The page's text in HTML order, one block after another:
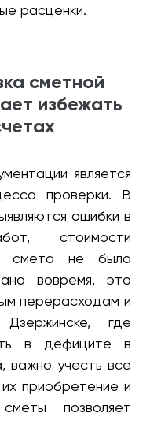
расценки.
сметной
избежать
является
проверки. В
ошибки в
стоимости
смета не была
вовремя, это
перерасходам и
где
в дефиците в
важно учесть все
приобретение и
позволяет